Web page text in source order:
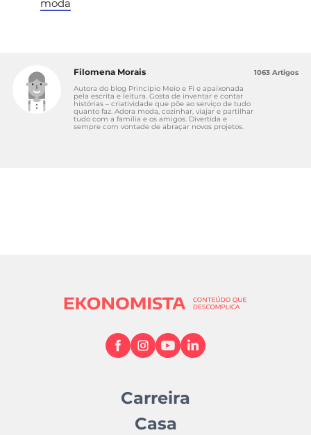
moda
Filomena Morais
Autora do blog Princípio Meio e Fi e apaixonada
pela escrita e leitura. Gosta de inventar e contar
histórias – criatividade que põe ao serviço de tudo
quanto faz. Adora moda, cozinhar, viajar e partilhar
tudo com a família e os amigos. Divertida e
sempre com vontade de abraçar novos projetos.
1063 Artigos
Carreira
Casa